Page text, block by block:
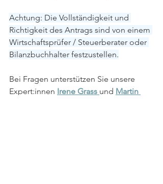
Achtung: Die Vollständigkeit und
Richtigkeit des Antrags sind von einem
Wirtschaftsprüfer / Steuerberater oder
Bilanzbuchhalter festzustellen.
Bei Fragen unterstützen Sie unsere
Expert:innen Irene Grass und Martin